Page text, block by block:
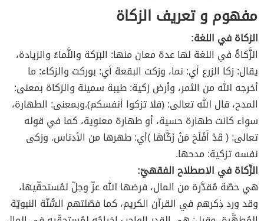
مفهوم و تعريف الزكاة
الزكاة في اللغة:
الزَّكاةُ في اللغة لها عدة معان منها: البَرَكة والنَّماءُ والزيادة،
يقال: زكا الزرع أي: نما، وزكت البقعة أي: بوركت والزكاء: ما
أخرجه الله من الثمر، وأرض زكية: طيبة سمينة والزكاة بمعنى:
المدح، قال الله تعالى: ﴿فلا تزكوا أنفسكم﴾.وبمعنى: الطهارة،
سواء كانت طهارة حسية، أو طهارة معنوية، كما في قوله
تعالى: ( قَدْ أَفْلَحَ مَنْ زَكَّاهَا )أي: طهرها من الأدناس. وزكى
نفسه تزكية: مدحها.
الزّكاة في الاصطلاح الفقهيّ:
هي حصّة مُقدَّرة من المال، فرضها الله عزّ وجلّ لمُستحقّيها،
وقد ورد ذِكرهم في القرآن الكريم، كما فصّلتهم السُّنّة النبويّة